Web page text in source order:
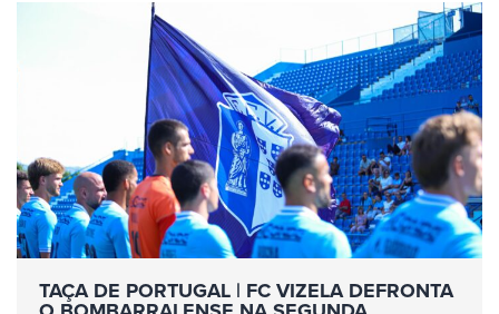
TAÇA DE PORTUGAL | FC VIZELA DEFRONTA